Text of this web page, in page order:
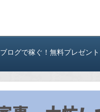
ブログで稼ぐ！無料プレゼント